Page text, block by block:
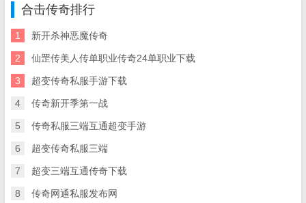
合击传奇排行
1 新开杀神恶魔传奇
2 仙罡传美人传单职业传奇24单职业下载
3 超变传奇私服手游下载
4 传奇新开季第一战
5 传奇私服三端互通超变手游
6 超变传奇私服三端
7 超变三端互通传奇下载
8 传奇网通私服发布网